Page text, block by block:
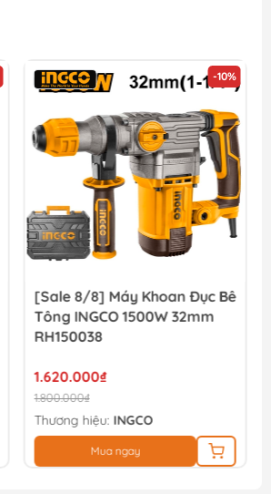
-10%
[Sale 8/8] Máy Khoan Đục Bê
Tông INGCO 1500W 32mm
RH150038
1.620.000₫
1.800.000₫
Thương hiệu: INGCO
Mua ngay